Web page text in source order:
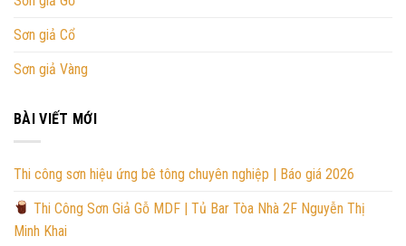
Sơn giả Cổ
Sơn giả Vàng
BÀI VIẾT MỚI
Thi công sơn hiệu ứng bê tông chuyên nghiệp | Báo giá 2026
Thi Công Sơn Giả Gỗ MDF | Tủ Bar Tòa Nhà 2F Nguyễn Thị
Minh Khai